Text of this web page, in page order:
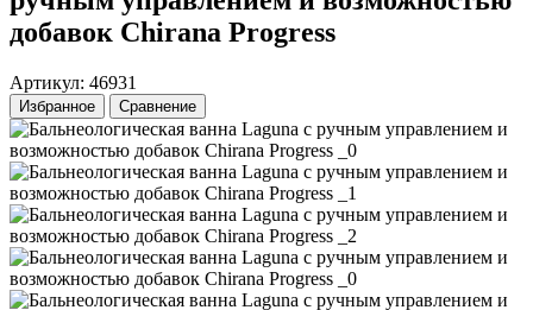
добавок Chirana Progress
Артикул: 46931
Избранное Сравнение